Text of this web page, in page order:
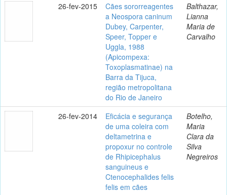
26-fev-2015
Cães sororreagentes
a Neospora caninum
Dubey, Carpenter,
Speer, Topper e
Uggla, 1988
(Apicompexa:
Toxoplasmatinae) na
Barra da Tijuca,
região metropolitana
do Rio de Janeiro
Balthazar,
Lianna
Maria de
Carvalho
26-fev-2014
Eficácia e segurança
de uma coleira com
deltametrina e
propoxur no controle
de Rhipicephalus
sanguineus e
Ctenocephalides felis
felis em cães
Botelho,
Maria
Clara da
Silva
Negreiros